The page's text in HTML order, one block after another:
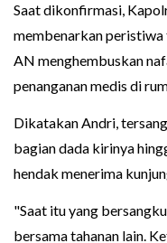
Saat dikonfirmasi,
membenarkan
AN menghembuskan
penanganan medis di
Dikatakan Andri,
bagian dada kirinya
hendak menerima
"Saat itu yang
bersama tahanan lain.